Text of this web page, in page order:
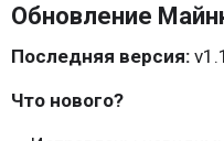
Обновление
Последняя версия:
Что нового?